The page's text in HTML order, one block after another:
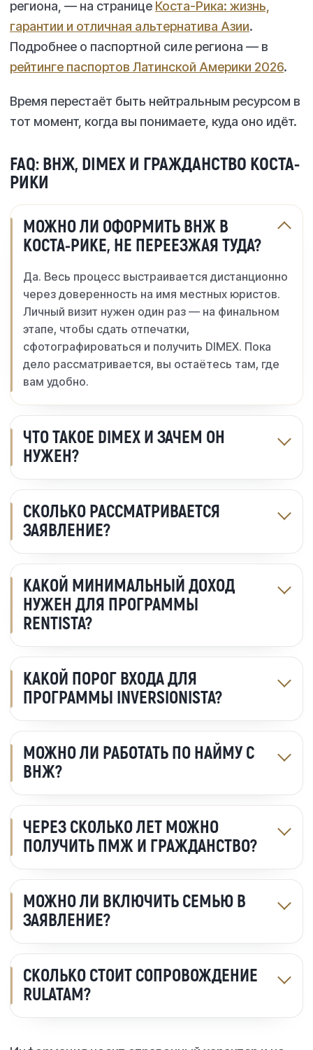
региона, — на странице Коста-Рика: жизнь,
гарантии и отличная альтернатива Азии.
Подробнее о паспортной силе региона — в
рейтинге паспортов Латинской Америки 2026.
Время перестаёт быть нейтральным ресурсом в
тот момент, когда вы понимаете, куда оно идёт.
FAQ: ВНЖ, DIMEX И ГРАЖДАНСТВО КОСТА-
РИКИ
МОЖНО ЛИ ОФОРМИТЬ ВНЖ В
КОСТА-РИКЕ, НЕ ПЕРЕЕЗЖАЯ ТУДА?
Да. Весь процесс выстраивается дистанционно
через доверенность на имя местных юристов.
Личный визит нужен один раз — на финальном
этапе, чтобы сдать отпечатки,
сфотографироваться и получить DIMEX. Пока
дело рассматривается, вы остаётесь там, где
вам удобно.
ЧТО ТАКОЕ DIMEX И ЗАЧЕМ ОН
НУЖЕН?
СКОЛЬКО РАССМАТРИВАЕТСЯ
ЗАЯВЛЕНИЕ?
КАКОЙ МИНИМАЛЬНЫЙ ДОХОД
НУЖЕН ДЛЯ ПРОГРАММЫ
RENTISTA?
КАКОЙ ПОРОГ ВХОДА ДЛЯ
ПРОГРАММЫ INVERSIONISTA?
МОЖНО ЛИ РАБОТАТЬ ПО НАЙМУ С
ВНЖ?
ЧЕРЕЗ СКОЛЬКО ЛЕТ МОЖНО
ПОЛУЧИТЬ ПМЖ И ГРАЖДАНСТВО?
МОЖНО ЛИ ВКЛЮЧИТЬ СЕМЬЮ В
ЗАЯВЛЕНИЕ?
СКОЛЬКО СТОИТ СОПРОВОЖДЕНИЕ
RULATAM?